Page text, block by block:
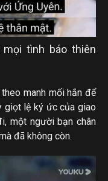
mọi tình báo thiên
manh mối hắn để
giọt lệ ký ức của giao
một người bạn chân
đã không còn.